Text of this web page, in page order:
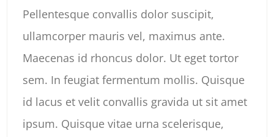
Pellentesque convallis dolor suscipit,
ullamcorper mauris vel, maximus ante.
Maecenas id rhoncus dolor. Ut eget tortor
sem. In feugiat fermentum mollis. Quisque
id lacus et velit convallis gravida ut sit amet
ipsum. Quisque vitae urna scelerisque,